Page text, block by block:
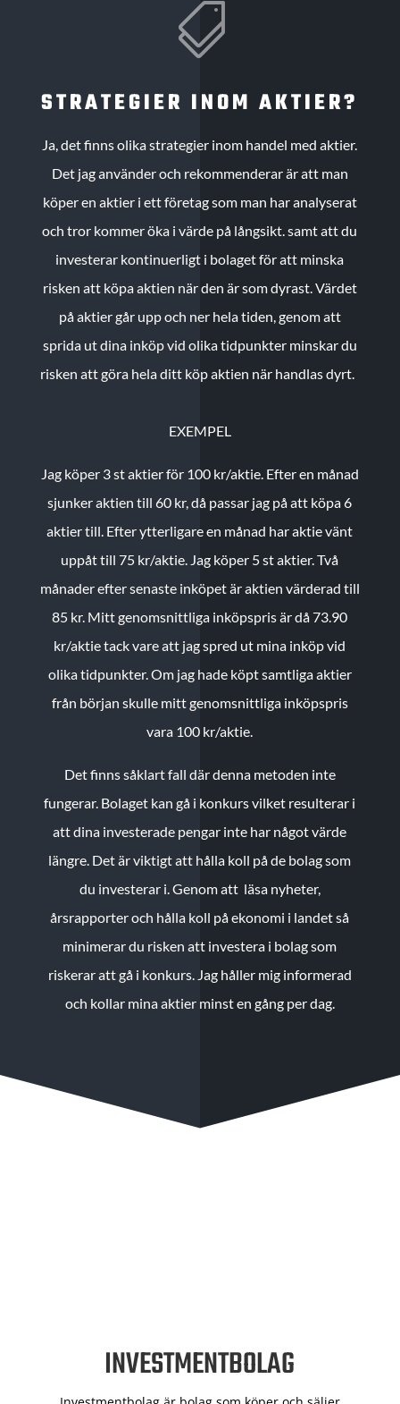

STRATEGIER INOM AKTIER?
Ja, det finns olika strategier inom handel med aktier.
Det jag använder och rekommenderar är att man
köper en aktier i ett företag som man har analyserat
och tror kommer öka i värde på långsikt. samt att du
investerar kontinuerligt i bolaget för att minska
risken att köpa aktien när den är som dyrast. Värdet
på aktier går upp och ner hela tiden, genom att
sprida ut dina inköp vid olika tidpunkter minskar du
risken att göra hela ditt köp aktien när handlas dyrt.
EXEMPEL
Jag köper 3 st aktier för 100 kr/aktie. Efter en månad
sjunker aktien till 60 kr, då passar jag på att köpa 6
aktier till. Efter ytterligare en månad har aktie vänt
uppåt till 75 kr/aktie. Jag köper 5 st aktier.Två
månader efter senaste inköpet är aktien värderad till
85 kr. Mitt genomsnittliga inköpspris är då 73.90
kr/aktie tack vare att jag spred ut mina inköp vid
olika tidpunkter. Om jag hade köpt samtliga aktier
från början skulle mitt genomsnittliga inköpspris
vara 100 kr/aktie.
Det finns såklart fall där denna metoden inte
fungerar. Bolaget kan gå i konkurs vilket resulterar i
att dina investerade pengar inte har något värde
längre. Det är viktigt att hålla koll på de bolag som
du investerar i. Genom att läsa nyheter,
årsrapporter och hålla koll på ekonomi i landet så
minimerar du risken att investera i bolag som
riskerar att gå i konkurs. Jag håller mig informerad
och kollar mina aktier minst en gång per dag.
INVESTMENTBOLAG